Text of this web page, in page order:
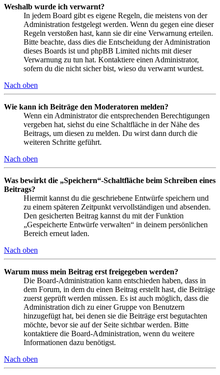
Weshalb wurde ich verwarnt?
In jedem Board gibt es eigene Regeln, die meistens von der
Administration festgelegt werden. Wenn du gegen eine dieser
Regeln verstoßen hast, kann sie dir eine Verwarnung erteilen.
Bitte beachte, dass dies die Entscheidung der Administration
dieses Boards ist und phpBB Limited nichts mit dieser
Verwarnung zu tun hat. Kontaktiere einen Administrator,
sofern du die nicht sicher bist, wieso du verwarnt wurdest.
Nach oben
Wie kann ich Beiträge den Moderatoren melden?
Wenn ein Administrator die entsprechenden Berechtigungen
vergeben hat, siehst du eine Schaltfläche in der Nähe des
Beitrags, um diesen zu melden. Du wirst dann durch die
weiteren Schritte geführt.
Nach oben
Was bewirkt die „Speichern“-Schaltfläche beim Schreiben eines
Beitrags?
Hiermit kannst du die geschriebene Entwürfe speichern und
zu einem späteren Zeitpunkt vervollständigen und absenden.
Den gesicherten Beitrag kannst du mit der Funktion
„Gespeicherte Entwürfe verwalten“ in deinem persönlichen
Bereich erneut laden.
Nach oben
Warum muss mein Beitrag erst freigegeben werden?
Die Board-Administration kann entschieden haben, dass in
dem Forum, in dem du einen Beitrag erstellt hast, die Beiträge
zuerst geprüft werden müssen. Es ist auch möglich, dass die
Administration dich zu einer Gruppe von Benutzern
hinzugefügt hat, bei denen sie die Beiträge erst begutachten
möchte, bevor sie auf der Seite sichtbar werden. Bitte
kontaktiere die Board-Administration, wenn du weitere
Informationen dazu benötigst.
Nach oben